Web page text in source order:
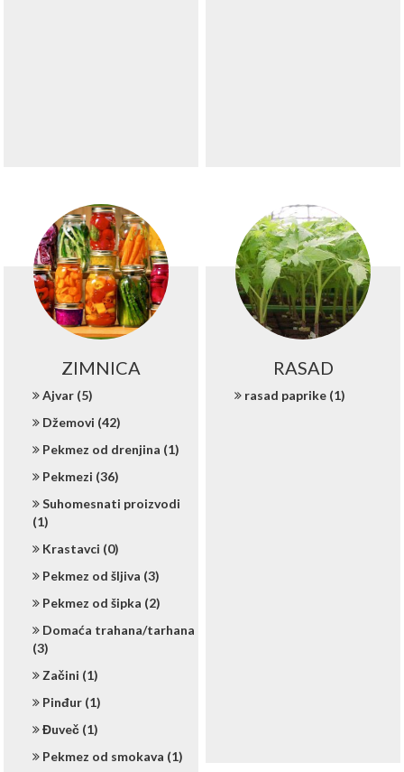
ZIMNICA
Ajvar (5)
Džemovi (42)
Pekmez od drenjina (1)
Pekmezi (36)
Suhomesnati proizvodi
(1)
Krastavci (0)
Pekmez od šljiva (3)
Pekmez od šipka (2)
Domaća trahana/tarhana
(3)
Začini (1)
Pinđur (1)
Đuveč (1)
Pekmez od smokava (1)
RASAD
rasad paprike (1)